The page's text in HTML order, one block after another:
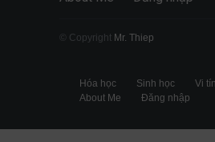
© Copyright Mr. Thiep
Hóa học Sinh học
Vi
About Me
Đăng nhập